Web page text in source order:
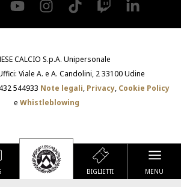
BIGLIETTI MENU
facebookyoutube instagramtiktok twitch
CALCIO S.p.A. Unipersonale
Viale A. e A. Candolini, 2 33100 Udine
544933 Note legali, Privacy, Cookie Policy
e Whistleblowing
relative alla privacy